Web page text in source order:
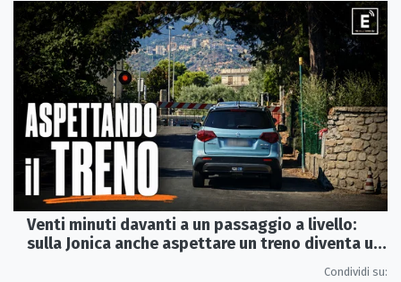
Venti minuti davanti a un passaggio a livello:
sulla Jonica anche aspettare un treno diventa un
Condividi su: